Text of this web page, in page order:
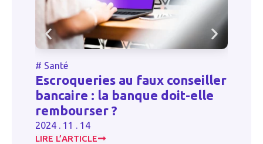
# Santé
Escroqueries au faux conseiller
bancaire : la banque doit-elle
rembourser ?
2024 . 11 . 14
LIRE L’ARTICLE